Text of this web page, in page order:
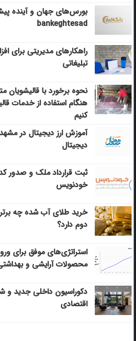
بورس‌های جهان و آینده
bankeghtesad
راهکارهای مدیریتی برای
تبلیغاتی
نحوه برخورد با قالیشویان
هنگام استفاده از خدمات
کنیم
آموزش ارز دیجیتال در
دیجیتال
ثبت قرارداد ملک و صدور کد
خودنویس
خرید طلای آب شده چه
دوم دارد؟
استراتژی‌های موفق برای ورود
محصولات آرایشی و
دکوراسیون داخلی جدید و
اقتصادی